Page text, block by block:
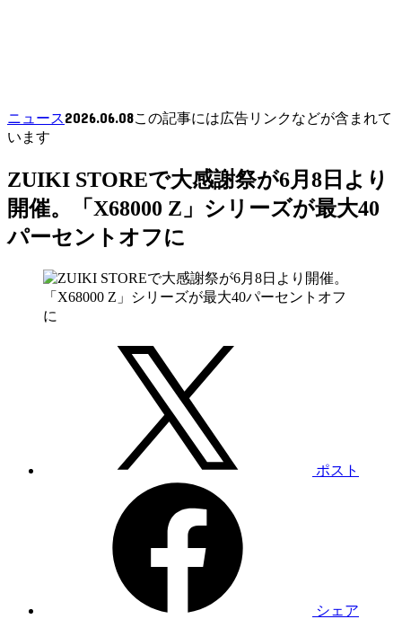
ニュース2026.06.08この記事には広告リンクなどが含まれて
います
ZUIKI STOREで大感謝祭が6月8日より
開催。「X68000 Z」シリーズが最大40
パーセントオフに
ポスト
シェア